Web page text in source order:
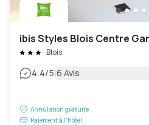
ibis Styles Blois Centre
Blois
4.4/5|6 Avis
Annulation gratuite
Paiement à l'hôtel